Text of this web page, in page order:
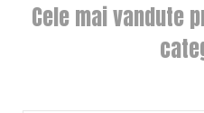
Cele mai vandute